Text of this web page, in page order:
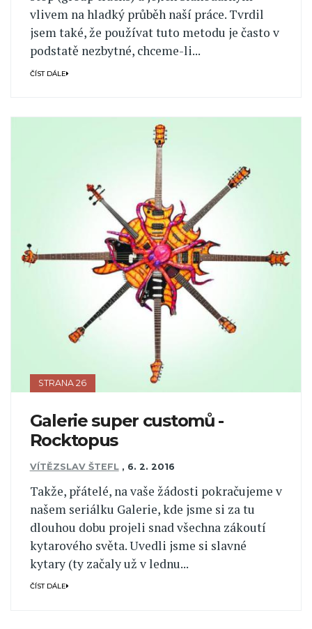
vlivem na hladký průběh naší práce. Tvrdil
jsem také, že používat tuto metodu je často v
podstatě nezbytné, chceme-li...
ČÍST DÁLE
STRANA 26
Galerie super customů -
Rocktopus
VÍTĚZSLAV ŠTEFL , 6. 2. 2016
Takže, přátelé, na vaše žádosti pokračujeme v
našem seriálku Galerie, kde jsme si za tu
dlouhou dobu projeli snad všechna zákoutí
kytarového světa. Uvedli jsme si slavné
kytary (ty začaly už v lednu...
ČÍST DÁLE